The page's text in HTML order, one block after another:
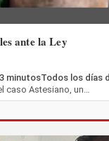
ante la Ley
minutosTodos los días
caso Astesiano, un…